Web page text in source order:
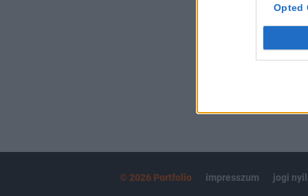
Opted
MÁR
© 2026 Portfolio impresszum jogi